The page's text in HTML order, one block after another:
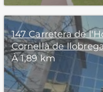
147 Carretera de
Cornellà de
À 1,89 km